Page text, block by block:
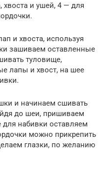
хвоста и ушей, 4 — для
и хвоста, используя
зашиваем оставленные
туловище,
лапы и хвост, на шее
и начинаем сшивать
до шеи, пришиваем
для набивки оставляем
можно прикрепить
глазки, по желанию